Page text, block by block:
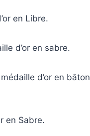
en Libre.
d’or en sabre.
d’or en bâton
en Sabre.